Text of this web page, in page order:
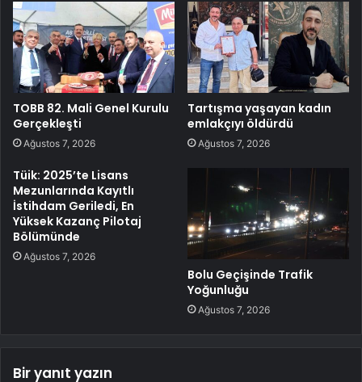
TOBB 82. Mali Genel Kurulu
Gerçekleşti
Ağustos 7, 2026
Tartışma yaşayan kadın
emlakçıyı öldürdü
Ağustos 7, 2026
Tüik: 2025’te Lisans
Mezunlarında Kayıtlı
İstihdam Geriledi, En
Yüksek Kazanç Pilotaj
Bölümünde
Ağustos 7, 2026
Bolu Geçişinde Trafik
Yoğunluğu
Ağustos 7, 2026
Bir yanıt yazın